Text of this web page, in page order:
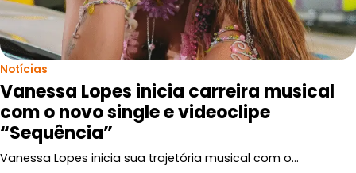
Notícias
Vanessa Lopes inicia carreira musical
com o novo single e videoclipe
“Sequência”
Vanessa Lopes inicia sua trajetória musical com o…